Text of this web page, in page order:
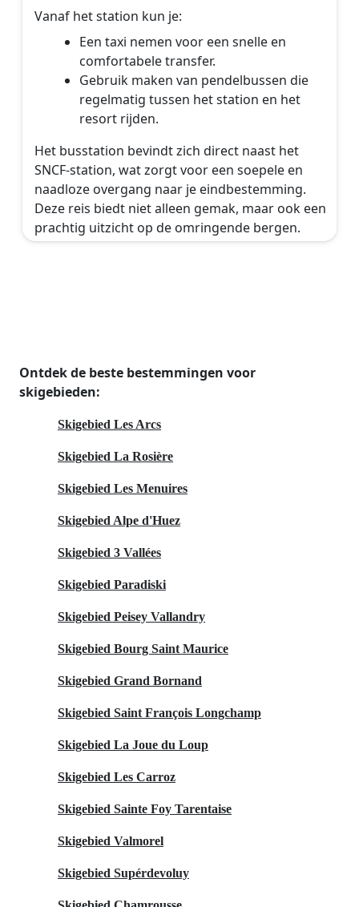
Vanaf het station kun je:
Een taxi nemen voor een snelle en
comfortabele transfer.
Gebruik maken van pendelbussen die
regelmatig tussen het station en het
resort rijden.
Het busstation bevindt zich direct naast het
SNCF-station, wat zorgt voor een soepele en
naadloze overgang naar je eindbestemming.
Deze reis biedt niet alleen gemak, maar ook een
prachtig uitzicht op de omringende bergen.
Ontdek de beste bestemmingen voor
skigebieden:
Skigebied Les Arcs
Skigebied La Rosière
Skigebied Les Menuires
Skigebied Alpe d'Huez
Skigebied 3 Vallées
Skigebied Paradiski
Skigebied Peisey Vallandry
Skigebied Bourg Saint Maurice
Skigebied Grand Bornand
Skigebied Saint François Longchamp
Skigebied La Joue du Loup
Skigebied Les Carroz
Skigebied Sainte Foy Tarentaise
Skigebied Valmorel
Skigebied Supérdevoluy